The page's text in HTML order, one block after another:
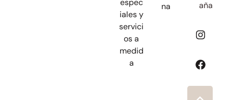
espec
iales y
servici
os a
medid
a
na
aña